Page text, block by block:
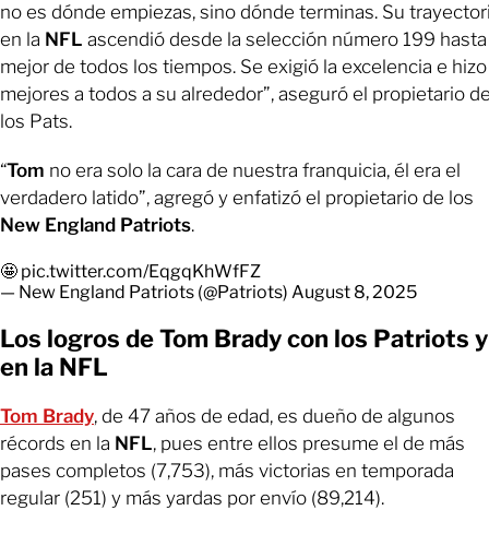
no es dónde empiezas, sino dónde terminas. Su
en la NFL ascendió desde la selección número 199
mejor de todos los tiempos. Se exigió la excelencia e hizo
mejores a todos a su alrededor”, aseguró el propietario
los Pats.
“Tom no era solo la cara de nuestra franquicia, él era el
verdadero latido”, agregó y enfatizó el propietario de los
New England Patriots.
🤩 pic.twitter.com/EqgqKhWfFZ
— New England Patriots (@Patriots) August 8, 2025
Los logros de Tom Brady con los Patriots y
en la NFL
Tom Brady, de 47 años de edad, es dueño de algunos
récords en la NFL, pues entre ellos presume el de más
pases completos (7,753), más victorias en temporada
regular (251) y más yardas por envío (89,214).